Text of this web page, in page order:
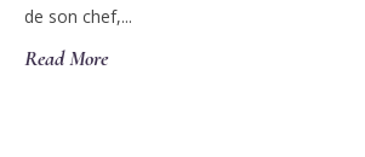
de son chef,...
Read More